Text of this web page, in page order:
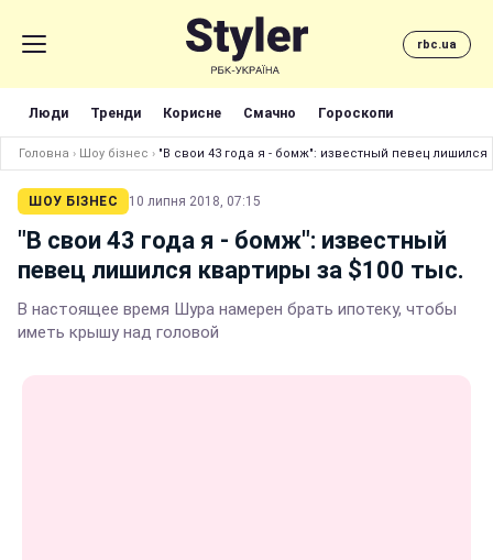
rbc.ua
Люди Тренди Корисне Смачно Гороскопи
Головна › Шоу бізнес › "В свои 43 года я - бомж": известный певец лишился
ШОУ БІЗНЕС 10 липня 2018, 07:15
"В свои 43 года я - бомж": известный
певец лишился квартиры за $100 тыс.
В настоящее время Шура намерен брать ипотеку, чтобы
иметь крышу над головой